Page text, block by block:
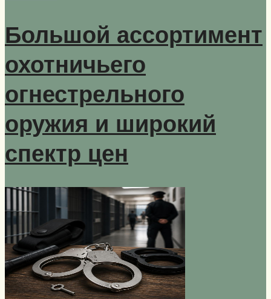
Большой ассортимент
охотничьего
огнестрельного
оружия и широкий
спектр цен